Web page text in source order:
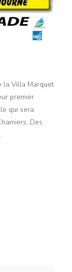
la Villa Marquet
premier
qui sera
Des